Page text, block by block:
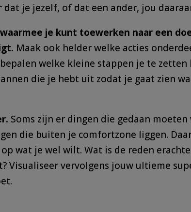
dat je jezelf, of dat een ander, jou
je kunt toewerken naar een
Maak ook helder welke acties
welke kleine stappen je te
die je hebt uit zodat je gaat zien
Soms zijn er dingen die gedaan
die buiten je comfortzone liggen.
wat je wel wilt. Wat is de reden
Visualiseer vervolgens jouw ultieme